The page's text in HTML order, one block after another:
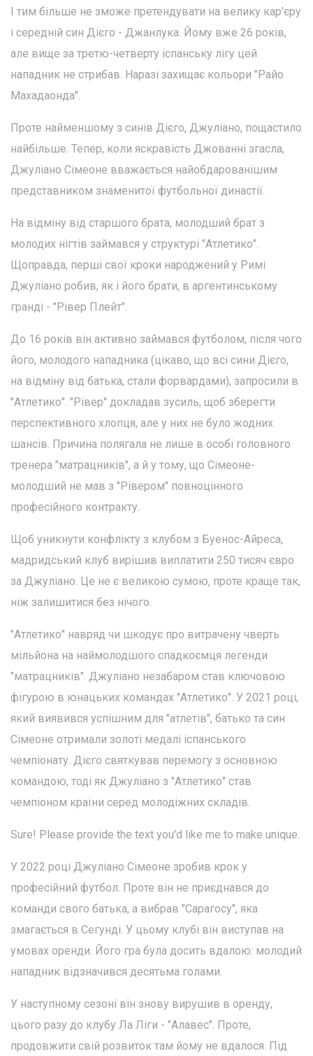
І тим більше не зможе претендувати на велику кар'єру
і середній син Дієго - Джанлука. Йому вже 26 років,
але вище за третю-четверту іспанську лігу цей
нападник не стрибав. Наразі захищає кольори "Райо
Махадаонда".
Проте найменшому з синів Дієго, Джуліано, пощастило
найбільше. Тепер, коли яскравість Джованні згасла,
Джуліано Сімеоне вважається найобдарованішим
представником знаменитої футбольної династії.
На відміну від старшого брата, молодший брат з
молодих нігтів займався у структурі "Атлетико".
Щоправда, перші свої кроки народжений у Римі
Джуліано робив, як і його брати, в аргентинському
гранді - "Рівер Плейт".
До 16 років він активно займався футболом, після чого
його, молодого нападника (цікаво, що всі сини Дієго,
на відміну від батька, стали форвардами), запросили в
"Атлетико". "Рівер" докладав зусиль, щоб зберегти
перспективного хлопця, але у них не було жодних
шансів. Причина полягала не лише в особі головного
тренера "матрацників", а й у тому, що Сімеоне-
молодший не мав з "Рівером" повноцінного
професійного контракту.
Щоб уникнути конфлікту з клубом з Буенос-Айреса,
мадридський клуб вирішив виплатити 250 тисяч євро
за Джуліано. Це не є великою сумою, проте краще так,
ніж залишитися без нічого.
"Атлетико" навряд чи шкодує про витрачену чверть
мільйона на наймолодшого спадкоємця легенди
"матрацників". Джуліано незабаром став ключовою
фігурою в юнацьких командах "Атлетико". У 2021 році,
який виявився успішним для "атлетів", батько та син
Сімеоне отримали золоті медалі іспанського
чемпіонату. Дієго святкував перемогу з основною
командою, тоді як Джуліано з "Атлетико" став
чемпіоном країни серед молодіжних складів.
Sure! Please provide the text you'd like me to make unique.
У 2022 році Джуліано Сімеоне зробив крок у
професійний футбол. Проте він не приєднався до
команди свого батька, а вибрав "Сарагосу", яка
змагається в Сегунді. У цьому клубі він виступав на
умовах оренди. Його гра була досить вдалою: молодий
нападник відзначився десятьма голами.
У наступному сезоні він знову вирушив в оренду,
цього разу до клубу Ла Ліги - "Алавес". Проте,
продовжити свій розвиток там йому не вдалося. Під